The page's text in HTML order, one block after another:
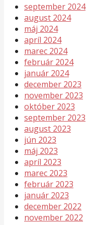
september 2024
august 2024
máj 2024
apríl 2024
marec 2024
február 2024
január 2024
december 2023
november 2023
október 2023
september 2023
august 2023
jún 2023
máj 2023
apríl 2023
marec 2023
február 2023
január 2023
december 2022
november 2022